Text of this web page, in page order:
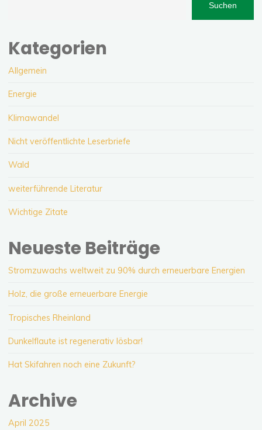
Suchen
Kategorien
Allgemein
Energie
Klimawandel
Nicht veröffentlichte Leserbriefe
Wald
weiterführende Literatur
Wichtige Zitate
Neueste Beiträge
Stromzuwachs weltweit zu 90% durch erneuerbare Energien
Holz, die große erneuerbare Energie
Tropisches Rheinland
Dunkelflaute ist regenerativ lösbar!
Hat Skifahren noch eine Zukunft?
Archive
April 2025